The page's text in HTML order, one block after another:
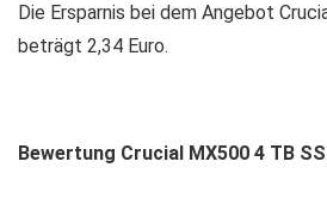
Die Ersparnis bei dem Angebot
beträgt 2,34 Euro.
Bewertung Crucial MX500 4 TB